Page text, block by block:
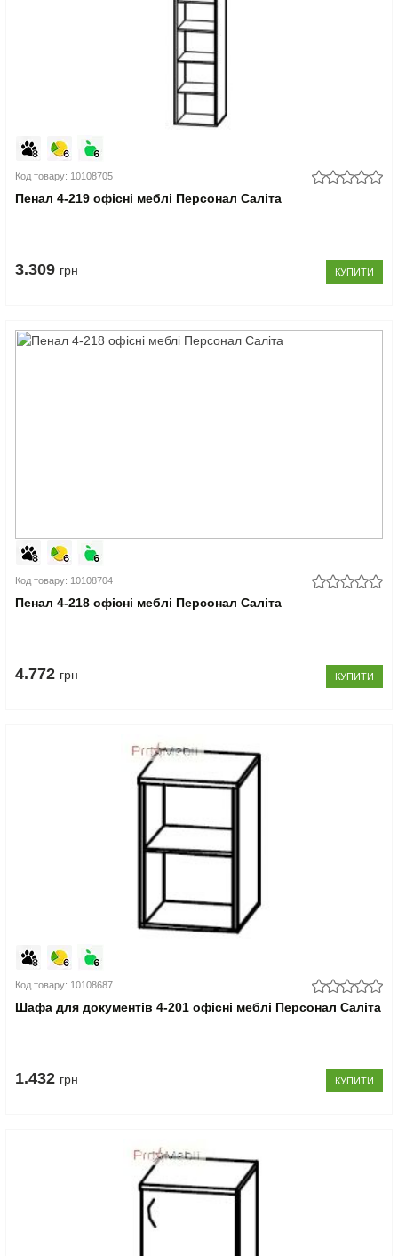
Код товару: 10108705
Пенал 4-219 офісні меблі Персонал Саліта
3.309 грн КУПИТИ
Код товару: 10108704
Пенал 4-218 офісні меблі Персонал Саліта
4.772 грн КУПИТИ
Код товару: 10108687
Шафа для документів 4-201 офісні меблі Персонал Саліта
1.432 грн КУПИТИ